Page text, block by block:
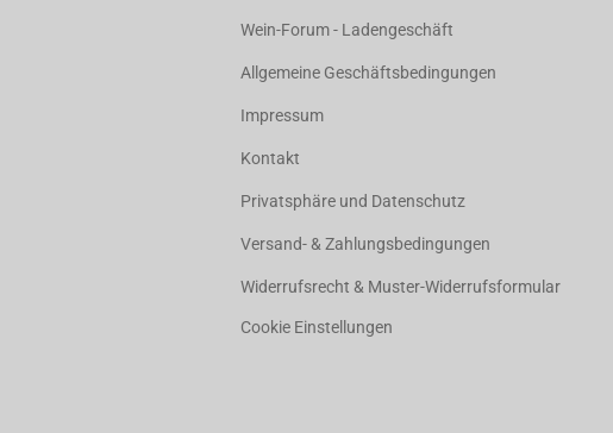
Wein-Forum - Ladengeschäft
Allgemeine Geschäftsbedingungen
Impressum
Kontakt
Privatsphäre und Datenschutz
Versand- & Zahlungsbedingungen
Widerrufsrecht & Muster-Widerrufsformular
Cookie Einstellungen